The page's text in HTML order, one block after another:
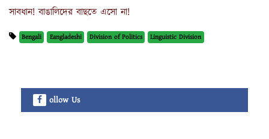
সাবধান! বাঙালিদের বাছতে এসো না!
Bengali Eangladeshi Division of Politics Linguistic Division
ollow Us